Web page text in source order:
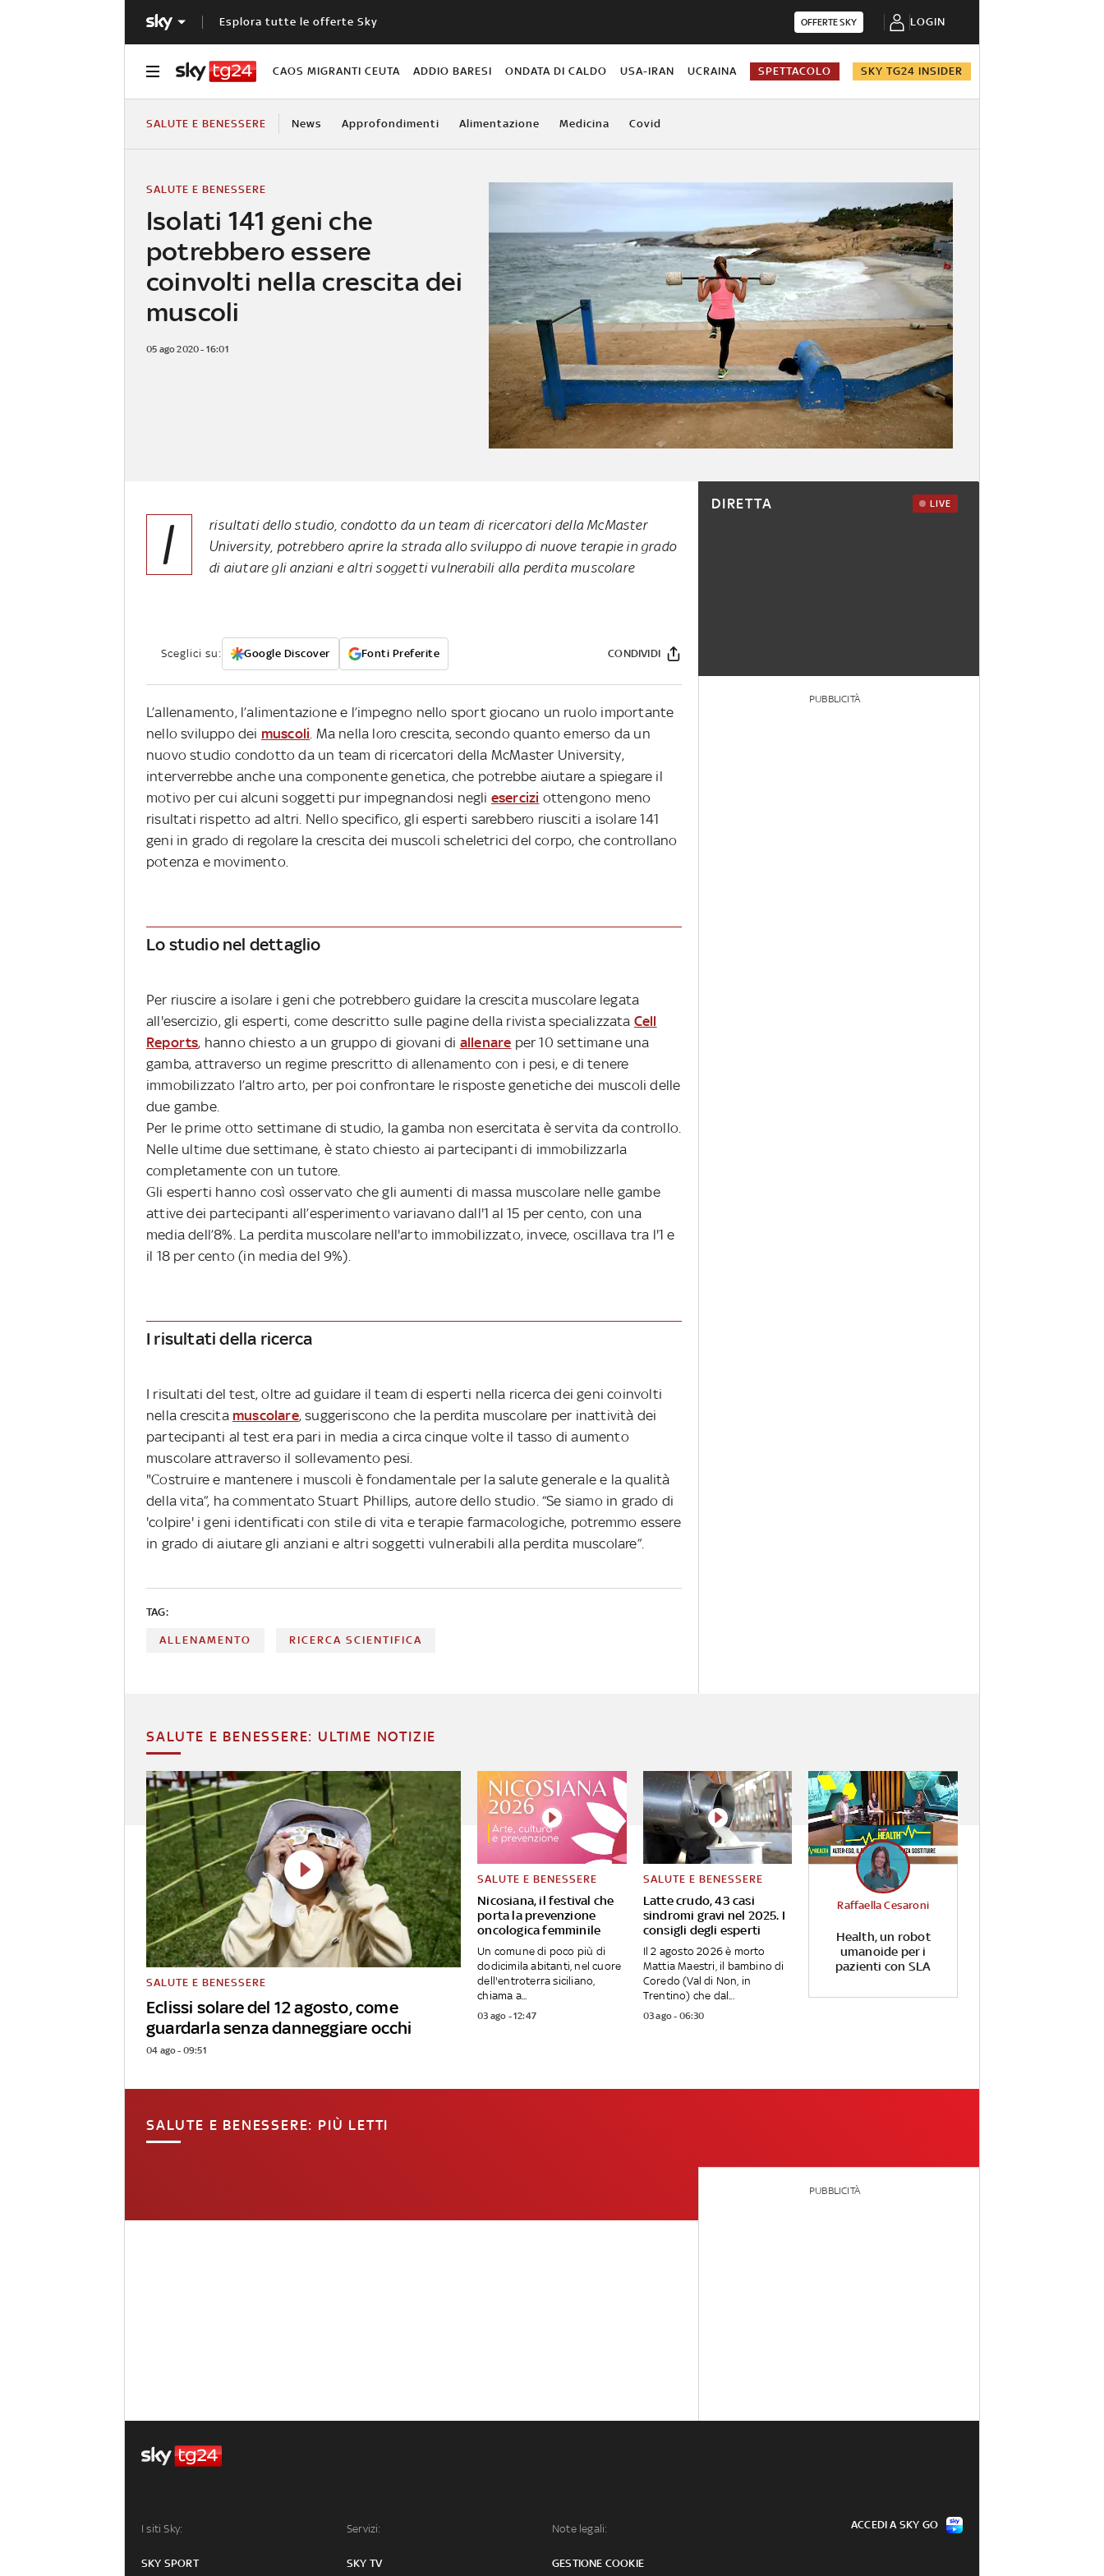
Esplora tutte le offerte Sky OFFERTE SKY LOGIN
CAOS MIGRANTI CEUTA ADDIO BARESI ONDATA DI CALDO USA-IRAN UCRAINA SPETTACOLO SKY TG24 INSIDER
SALUTE E BENESSERE News Approfondimenti Alimentazione Medicina Covid
Isolati 141 geni che
potrebbero essere
coinvolti nella crescita dei
muscoli
SALUTE E BENESSERE
05 ago 2020 - 16:01
I
risultati dello studio, condotto da un team di ricercatori della McMaster
University, potrebbero aprire la strada allo sviluppo di nuove terapie in grado
di aiutare gli anziani e altri soggetti vulnerabili alla perdita muscolare
Sceglici su: Google Discover Fonti Preferite CONDIVIDI
L’allenamento, l’alimentazione e l’impegno nello sport giocano un ruolo importante
nello sviluppo dei muscoli. Ma nella loro crescita, secondo quanto emerso da un
nuovo studio condotto da un team di ricercatori della McMaster University,
interverrebbe anche una componente genetica, che potrebbe aiutare a spiegare il
motivo per cui alcuni soggetti pur impegnandosi negli esercizi ottengono meno
risultati rispetto ad altri. Nello specifico, gli esperti sarebbero riusciti a isolare 141
geni in grado di regolare la crescita dei muscoli scheletrici del corpo, che controllano
potenza e movimento.
Lo studio nel dettaglio
Per riuscire a isolare i geni che potrebbero guidare la crescita muscolare legata
all'esercizio, gli esperti, come descritto sulle pagine della rivista specializzata Cell
Reports, hanno chiesto a un gruppo di giovani di allenare per 10 settimane una
gamba, attraverso un regime prescritto di allenamento con i pesi, e di tenere
immobilizzato l’altro arto, per poi confrontare le risposte genetiche dei muscoli delle
due gambe.
Per le prime otto settimane di studio, la gamba non esercitata è servita da controllo.
Nelle ultime due settimane, è stato chiesto ai partecipanti di immobilizzarla
completamente con un tutore.
Gli esperti hanno così osservato che gli aumenti di massa muscolare nelle gambe
attive dei partecipanti all’esperimento variavano dall'1 al 15 per cento, con una
media dell’8%. La perdita muscolare nell'arto immobilizzato, invece, oscillava tra l'1 e
il 18 per cento (in media del 9%).
I risultati della ricerca
I risultati del test, oltre ad guidare il team di esperti nella ricerca dei geni coinvolti
nella crescita muscolare, suggeriscono che la perdita muscolare per inattività dei
partecipanti al test era pari in media a circa cinque volte il tasso di aumento
muscolare attraverso il sollevamento pesi.
"Costruire e mantenere i muscoli è fondamentale per la salute generale e la qualità
della vita”, ha commentato Stuart Phillips, autore dello studio. “Se siamo in grado di
'colpire' i geni identificati con stile di vita e terapie farmacologiche, potremmo essere
in grado di aiutare gli anziani e altri soggetti vulnerabili alla perdita muscolare”.
TAG:
ALLENAMENTO RICERCA SCIENTIFICA
DIRETTA LIVE
PUBBLICITÀ
SALUTE E BENESSERE: ULTIME NOTIZIE
Eclissi solare del 12 agosto, come
guardarla senza danneggiare occhi
SALUTE E BENESSERE
04 ago - 09:51
Nicosiana, il festival che
porta la prevenzione
oncologica femminile
SALUTE E BENESSERE
Un comune di poco più di
dodicimila abitanti, nel cuore
dell'entroterra siciliano,
chiama a...
03 ago - 12:47
Latte crudo, 43 casi
sindromi gravi nel 2025. I
consigli degli esperti
SALUTE E BENESSERE
Il 2 agosto 2026 è morto
Mattia Maestri, il bambino di
Coredo (Val di Non, in
Trentino) che dal...
03 ago - 06:30
Health, un robot
umanoide per i
pazienti con SLA
Raffaella Cesaroni
SALUTE E BENESSERE: PIÙ LETTI
PUBBLICITÀ
I siti Sky:
SKY SPORT
Servizi:
SKY TV
Note legali:
GESTIONE COOKIE
ACCEDI A SKY GO